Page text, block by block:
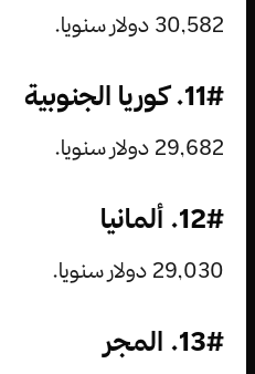
30,582 دولار سنويا.
11#. كوريا الجنوبية
29,682 دولار سنويا.
12#. ألمانيا
29,030 دولار سنويا.
13#. المجر